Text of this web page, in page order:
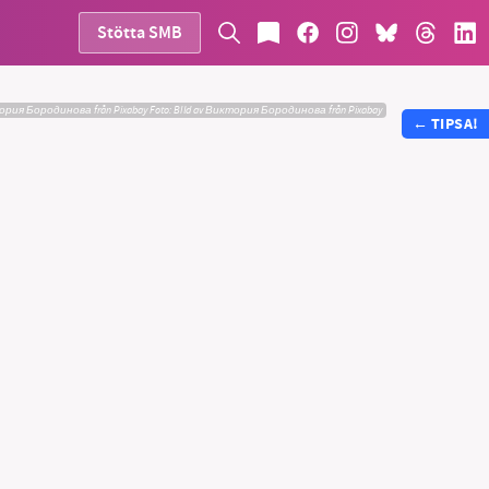
Stötta SMB
Бородинова från PixabayFoto:BIld av Виктория Бородинова från Pixabay
← TIPSA!